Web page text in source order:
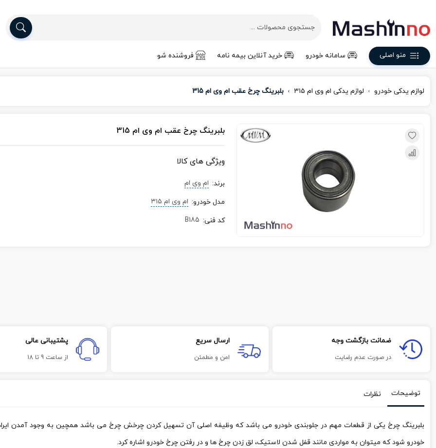
منو اصلی سامانه خودرو خرید آنلاین بیمه نامه فروشنده شو
لوازم یدکی خودرو لوازم یدکی ام‌ وی‌ ام ۳۱۵ بلبرینگ چرخ عقب ام وی ام 315
بلبرینگ چرخ عقب ام وی ام 315
ویژگی های کالا
برند: ام وی ام
مدل خودرو: ام‌ وی‌ ام ۳۱۵
کد فنی:
B185
ضمانت بازگشت وجه
در صورت عدم رضایت
ارسال سریع
امن و مطمئن
پشتیبانی عالی
از ساعت 9 تا 18
توضیحات نظرات
بلبرینگ چرخ یکی از قطعات مهم در جلوبندی خودرو می باشد که وظیفه اصلی آن تسهیل کردن چرخش چرخ می باشد همچین به وجود آمدن ایراد
خودرو شود که میتوان به مواردی مانند قفل شدن لاستیک، لق زدن چرخ ها و در رفتن چرخ خودرو اشاره کرد.